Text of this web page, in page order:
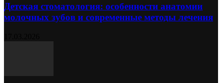
Детская стоматология: особенности анатомии
молочных зубов и современные методы лечения